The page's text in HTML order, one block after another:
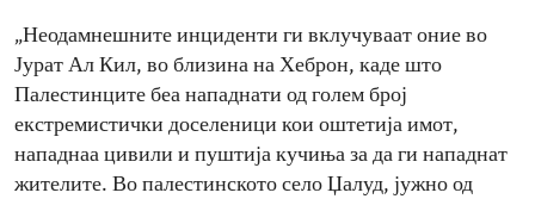
„Неодамнешните инциденти ги вклучуваат оние во
Јурат Ал Кил, во близина на Хеброн, каде што
Палестинците беа нападнати од голем број
екстремистички доселеници кои оштетија имот,
нападнаа цивили и пуштија кучиња за да ги нападнат
жителите. Во палестинското село Џалуд, јужно од